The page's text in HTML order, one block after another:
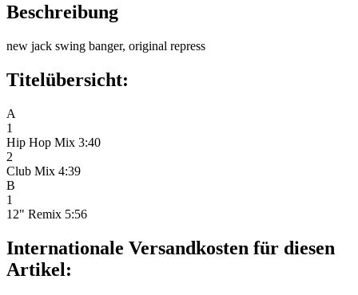
Beschreibung
new jack swing banger, original repress
Titelübersicht:
A
1
Hip Hop Mix 3:40
2
Club Mix 4:39
B
1
12" Remix 5:56
Internationale Versandkosten für diesen
Artikel: